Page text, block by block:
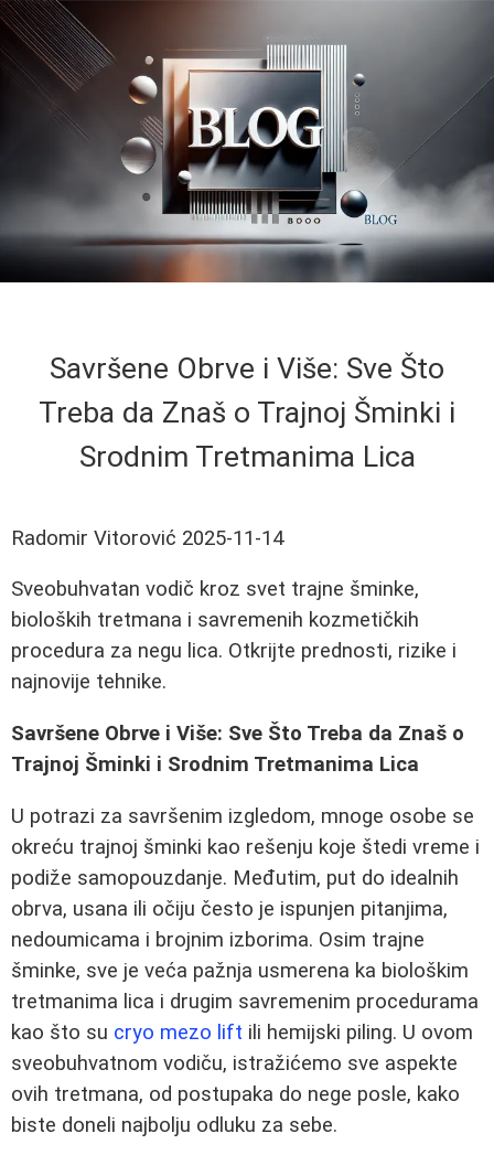
Savršene Obrve i Više: Sve Što
Treba da Znaš o Trajnoj Šminki i
Srodnim Tretmanima Lica
Radomir Vitorović 2025-11-14
Sveobuhvatan vodič kroz svet trajne šminke,
bioloških tretmana i savremenih kozmetičkih
procedura za negu lica. Otkrijte prednosti, rizike i
najnovije tehnike.
Savršene Obrve i Više: Sve Što Treba da Znaš o
Trajnoj Šminki i Srodnim Tretmanima Lica
U potrazi za savršenim izgledom, mnoge osobe se
okreću trajnoj šminki kao rešenju koje štedi vreme i
podiže samopouzdanje. Međutim, put do idealnih
obrva, usana ili očiju često je ispunjen pitanjima,
nedoumicama i brojnim izborima. Osim trajne
šminke, sve je veća pažnja usmerena ka biološkim
tretmanima lica i drugim savremenim procedurama
kao što su cryo mezo lift ili hemijski piling. U ovom
sveobuhvatnom vodiču, istražićemo sve aspekte
ovih tretmana, od postupaka do nege posle, kako
biste doneli najbolju odluku za sebe.